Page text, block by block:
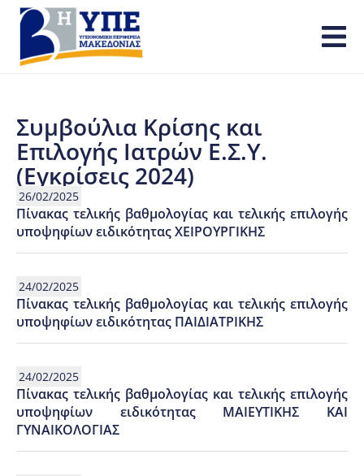
Συμβούλια Κρίσης και
Επιλογής Ιατρών Ε.Σ.Υ.
(Εγκρίσεις 2024)
26/02/2025
Πίνακας τελικής βαθμολογίας και τελικής επιλογής
υποψηφίων ειδικότητας ΧΕΙΡΟΥΡΓΙΚΗΣ
24/02/2025
Πίνακας τελικής βαθμολογίας και τελικής επιλογής
υποψηφίων ειδικότητας ΠΑΙΔΙΑΤΡΙΚΗΣ
24/02/2025
Πίνακας τελικής βαθμολογίας και τελικής επιλογής
υποψηφίων ειδικότητας ΜΑΙΕΥΤΙΚΗΣ ΚΑΙ
ΓΥΝΑΙΚΟΛΟΓΙΑΣ